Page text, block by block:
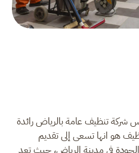
تنظيف عامة بالرياض رائدة
هو انها تسعى إلى تقديم
في مدينة الرياض، حيث تعد